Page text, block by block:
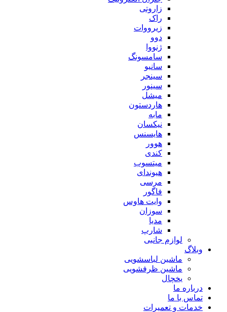
زاروتی
راک
زیرووات
دوو
ژنووا
سامسونگ
سانیو
سینجر
سینور
میشل
هاردستون
مابه
نیکسان
هایسنس
هوور
کندی
میتسوب
هیوندای
مرسی
فاگور
وایت هاوس
سوزان
مدیا
شارپ
لوازم جانبی
وبلاگ
ماشین لباسشویی
ماشین ظرفشویی
یخچال
درباره ما
تماس با ما
خدمات و تعمیرات